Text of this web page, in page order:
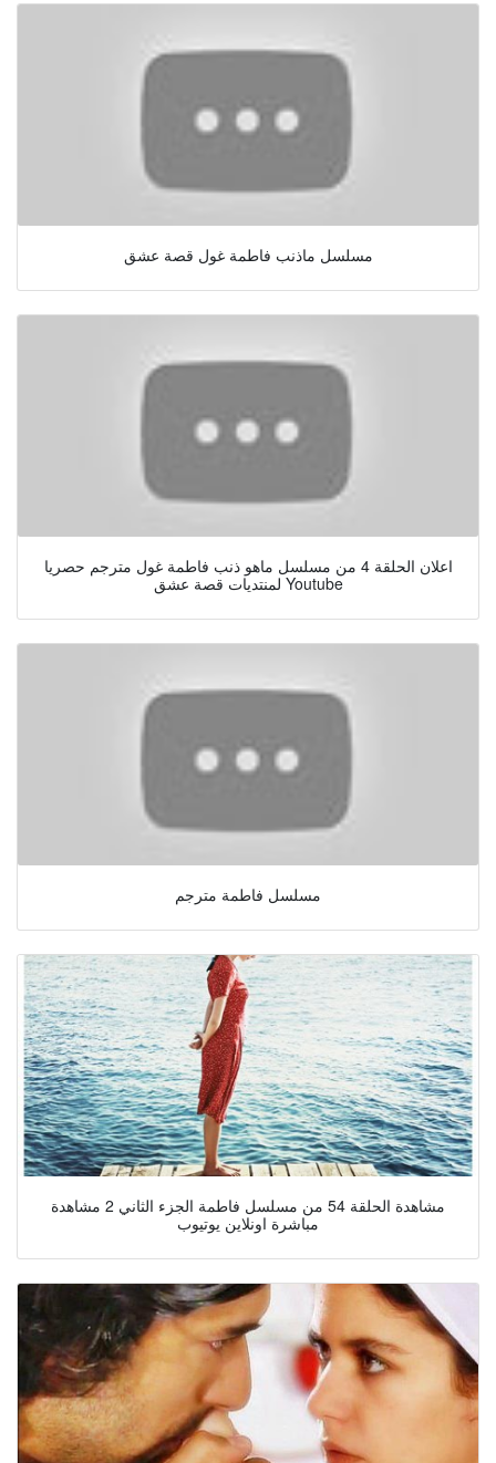
مسلسل ماذنب فاطمة غول قصة عشق
اعلان الحلقة 4 من مسلسل ماهو ذنب فاطمة غول مترجم حصريا
لمنتديات قصة عشق Youtube
مسلسل فاطمة مترجم
مشاهدة الحلقة 54 من مسلسل فاطمة الجزء الثاني 2 مشاهدة
مباشرة اونلاين يوتيوب